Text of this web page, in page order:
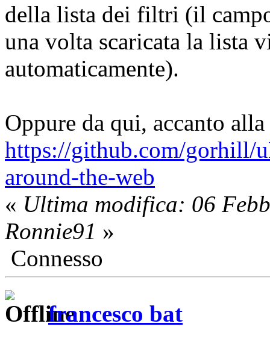
della lista dei filtri (il
una volta scaricata la lista
automaticamente).
Oppure da qui, accanto
https://github.com/
around-the-web
« Ultima modifica: 06
Ronnie91 »
Connesso
francesco bat